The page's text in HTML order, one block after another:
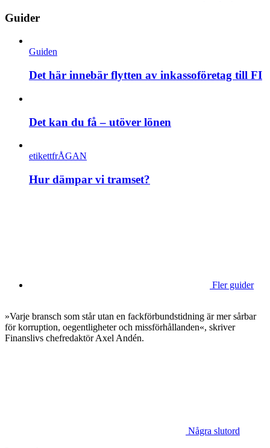
Guider
Guiden
Det här innebär flytten av inkassoföretag till FI
Det kan du få – utöver lönen
etikettfrÅGAN
Hur dämpar vi tramset?
Fler guider
»Varje bransch som står utan en fackförbundstidning är mer sårbar
för korruption, oegentligheter och missförhållanden«, skriver
Finanslivs chefredaktör Axel Andén.
Några slutord